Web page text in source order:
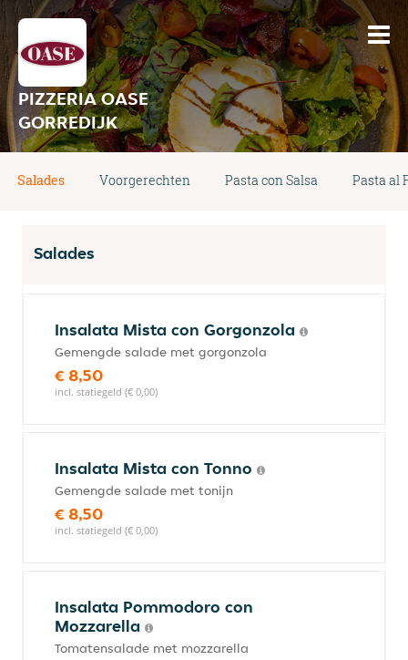
PIZZERIA OASE
GORREDIJK
Salades Voorgerechten Pasta con Salsa Pasta al
Salades
Insalata Mista con Gorgonzola
Gemengde salade met gorgonzola
€ 8,50
incl. statiegeld (€ 0,00)
Insalata Mista con Tonno
Gemengde salade met tonijn
€ 8,50
incl. statiegeld (€ 0,00)
Insalata Pommodoro con
Mozzarella
Tomatensalade met mozzarella